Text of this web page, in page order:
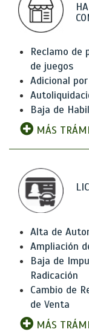
Reclamo de
de juegos
Adicional
Baja de
MÁS
Alta de
Ampliación
Baja de
Radicación
Cambio de
de Venta
MÁS